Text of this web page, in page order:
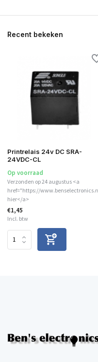
Recent bekeken
Printrelais 24v DC SRA-
24VDC-CL
Op voorraad
Verzonden op 24 augustus <a
href="https://
hier</a>
€1,45
Incl. btw